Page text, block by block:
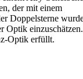
der mit einem
Doppelsterne
Optik einzuschätzen.
Optik erfüllt.